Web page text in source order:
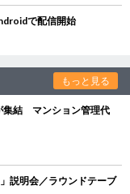
で配信開始
もっと見る
集結 マンション管理代
説明会／ラウンドテーブ